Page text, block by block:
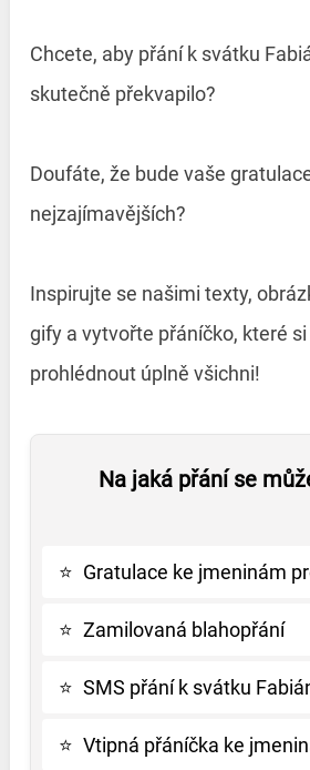
Chcete, aby přání k svátku
skutečně překvapilo?
Doufáte, že bude vaše
nejzajímavějších?
Inspirujte se našimi texty,
gify a vytvořte přáníčko, které
prohlédnout úplně všichni!
Na jaká přání se
⭐ Gratulace ke jmeninám
⭐ Zamilovaná blahopřání
⭐ SMS přání k svátku
⭐ Vtipná přáníčka ke